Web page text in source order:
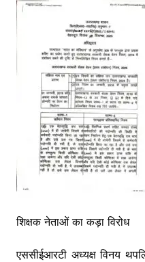
शिक्षक नेताओं का कड़ा विरोध
एससीईआरटी अध्यक्ष विनय